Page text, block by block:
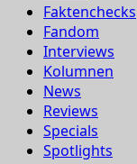
Faktenchecks
Fandom
Interviews
Kolumnen
News
Reviews
Specials
Spotlights